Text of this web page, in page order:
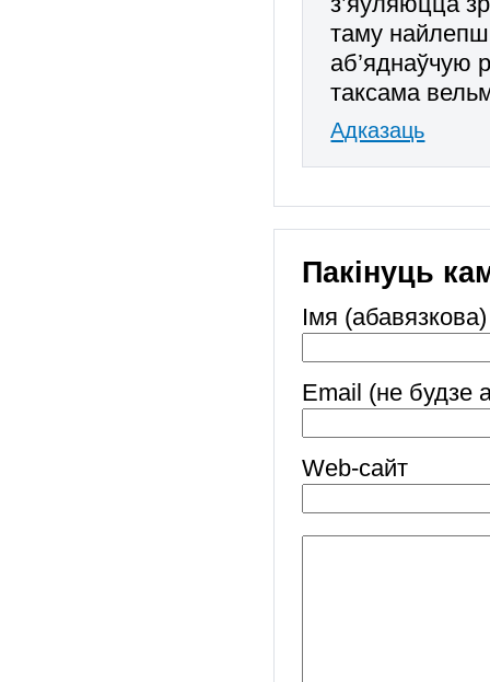
таму
аб’яднаўчую
таксама
Адказаць
Пакінуць
Імя (абавязкова)
Email (не будзе
Web-cайт